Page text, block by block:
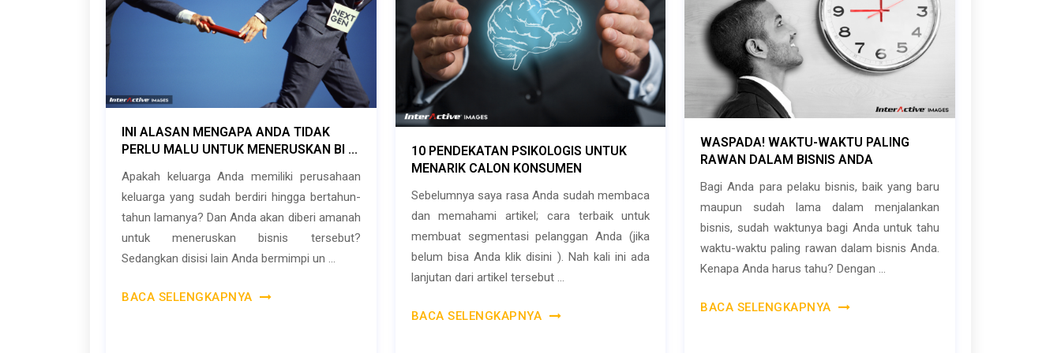
INI ALASAN MENGAPA ANDA TIDAK
PERLU MALU UNTUK MENERUSKAN BI ...
Apakah keluarga Anda memiliki perusahaan
keluarga yang sudah berdiri hingga bertahun-
tahun lamanya? Dan Anda akan diberi amanah
untuk meneruskan bisnis tersebut?
Sedangkan disisi lain Anda bermimpi un ...
BACA SELENGKAPNYA
10 PENDEKATAN PSIKOLOGIS UNTUK
MENARIK CALON KONSUMEN
Sebelumnya saya rasa Anda sudah membaca
dan memahami artikel; cara terbaik untuk
membuat segmentasi pelanggan Anda (jika
belum bisa Anda klik disini ). Nah kali ini ada
lanjutan dari artikel tersebut ...
BACA SELENGKAPNYA
WASPADA! WAKTU-WAKTU PALING
RAWAN DALAM BISNIS ANDA
Bagi Anda para pelaku bisnis, baik yang baru
maupun sudah lama dalam menjalankan
bisnis, sudah waktunya bagi Anda untuk tahu
waktu-waktu paling rawan dalam bisnis Anda.
Kenapa Anda harus tahu? Dengan ...
BACA SELENGKAPNYA